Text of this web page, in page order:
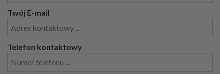
Twój E-mail
Telefon kontaktowy